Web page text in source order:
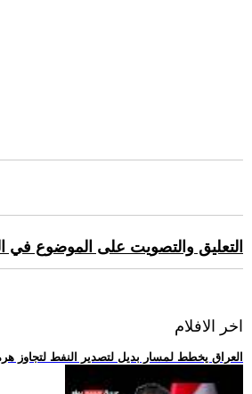
التعليق والتصويت على الموضوع في
اخر الافلام
.. العراق يخطط لمسار بديل لتصدير النفط لتجاوز